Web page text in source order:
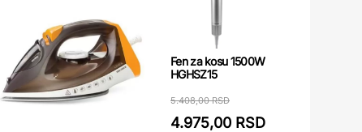
Fen za kosu 1500W
HGHSZ15
5.408,00 RSD
4.975,00 RSD